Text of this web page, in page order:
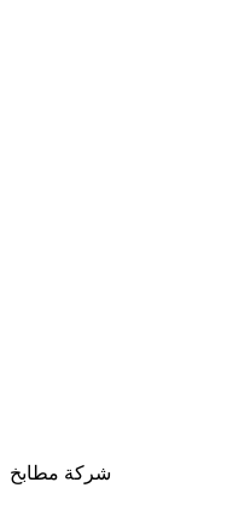
شركة مطابخ